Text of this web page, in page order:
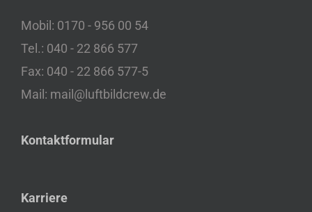
Mobil: 0170 - 956 00 54
Tel.: 040 - 22 866 577
Fax: 040 - 22 866 577-5
Mail: mail@luftbildcrew.de
Kontaktformular
Karriere